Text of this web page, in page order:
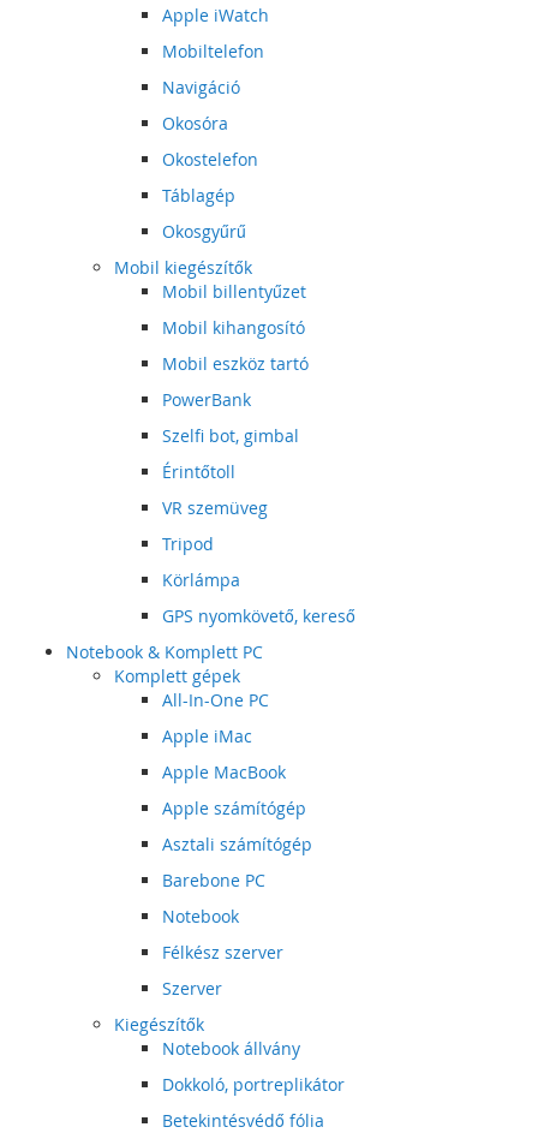
Apple iWatch
Mobiltelefon
Navigáció
Okosóra
Okostelefon
Táblagép
Okosgyűrű
Mobil kiegészítők
Mobil billentyűzet
Mobil kihangosító
Mobil eszköz tartó
PowerBank
Szelfi bot, gimbal
Érintőtoll
VR szemüveg
Tripod
Körlámpa
GPS nyomkövető, kereső
Notebook & Komplett PC
Komplett gépek
All-In-One PC
Apple iMac
Apple MacBook
Apple számítógép
Asztali számítógép
Barebone PC
Notebook
Félkész szerver
Szerver
Kiegészítők
Notebook állvány
Dokkoló, portreplikátor
Betekintésvédő fólia